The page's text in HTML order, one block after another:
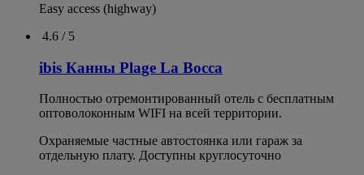
Easy access (highway)
4.6 / 5
ibis Канны Plage La Bocca
Полностью отремонтированный отель с бесплатным
оптоволоконным WIFI на всей территории.
Охраняемые частные автостоянка или гараж за
отдельную плату. Доступны круглосуточно